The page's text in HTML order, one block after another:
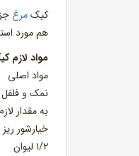
کیکمرغ
هم مورد
مواد لازم
مواد اصلی
نمک و فلفل
به مقدار
خیارشور
۱/۲ لیوان